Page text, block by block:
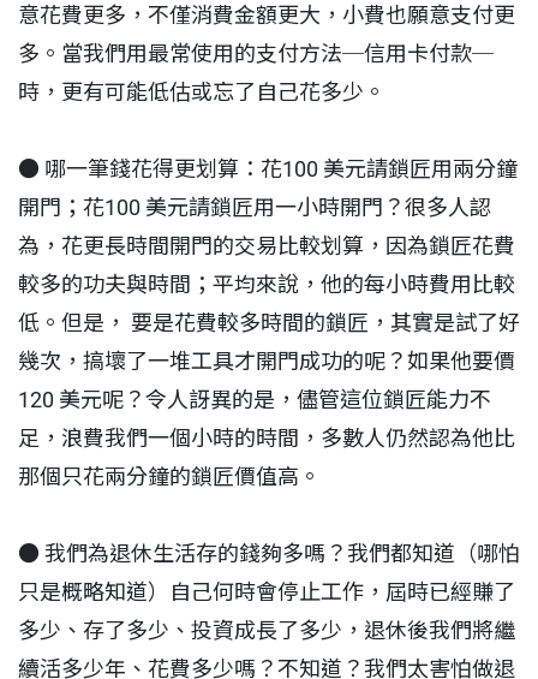
意花費更多，不僅消費金額更大，小費也願意支付更
多。當我們用最常使用的支付方法─信用卡付款─
時，更有可能低估或忘了自己花多少。
● 哪一筆錢花得更划算：花100 美元請鎖匠用兩分鐘
開門；花100 美元請鎖匠用一小時開門？很多人認
為，花更長時間開門的交易比較划算，因為鎖匠花費
較多的功夫與時間；平均來說，他的每小時費用比較
低。但是， 要是花費較多時間的鎖匠，其實是試了好
幾次，搞壞了一堆工具才開門成功的呢？如果他要價
120 美元呢？令人訝異的是，儘管這位鎖匠能力不
足，浪費我們一個小時的時間，多數人仍然認為他比
那個只花兩分鐘的鎖匠價值高。
● 我們為退休生活存的錢夠多嗎？我們都知道（哪怕
只是概略知道）自己何時會停止工作，屆時已經賺了
多少、存了多少、投資成長了多少，退休後我們將繼
續活多少年、花費多少嗎？不知道？我們太害怕做退